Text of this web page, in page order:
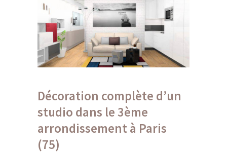
Décoration complète d’un
studio dans le 3ème
arrondissement à Paris
(75)